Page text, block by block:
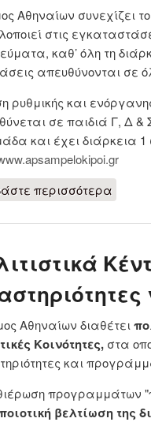
Αθηναίων συνεχίζει
στις
καθ’ όλη τη
απευθύνονται σε
ρυθμικής και
σε παιδιά Γ, Δ &
και έχει διάρκεια
περισσότερα
Αθηναίων διαθέτει
Κοινότητες, στα
και
προγραμμάτων
βελτίωση της